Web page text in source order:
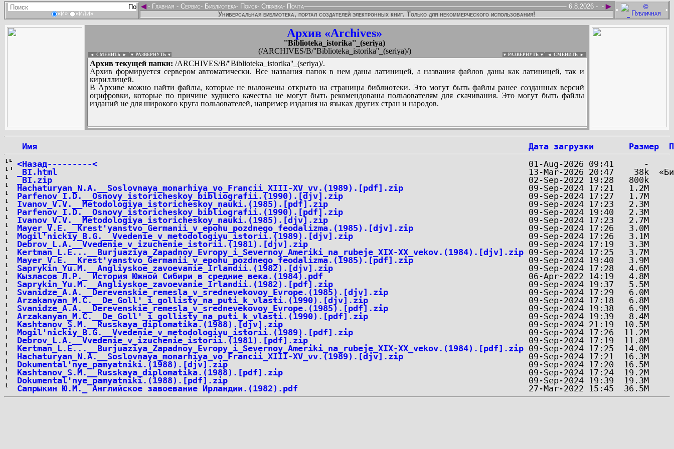
«И» «ИЛИ»
• •
◄ ►
- Главная - Сервис- Библиотека- Поиск- Справка- Почта -
6.8.2026 -
Универсальная библиотека, портал создателей электронных книг. Только для некоммерческого использования!
Архив «Archives»
''Biblioteka_istorika''_(seriya)
(/ARCHIVES/B/''Biblioteka_istorika''_(seriya)/)
◄ СМЕНИТЬ ► ▼ РАЗВЕРНУТЬ ▼ ▼ РАЗВЕРНУТЬ ▼ ◄ СМЕНИТЬ ►
Архив текущей папки: /ARCHIVES/B/''Biblioteka_istorika''_(seriya)/.
Архив формируется сервером автоматически. Все названия папок в нем даны латиницей, а названия файлов даны как латиницей, так и
кириллицей.
В Архиве можно найти файлы, которые не выложены открыто на страницы библиотеки. Это могут быть файлы ранее созданных версий
оцифровки, которые по причине худшего качества не могут быть рекомендованы пользователям для скачивания. Это могут быть файлы
изданий не для широкого круга пользователей, например издания на языках других стран и народов.
:
...
Имя Дата загрузки Размер
<Назад---------<
_BI.html
_BI.zip
Hachaturyan_N.A.__Soslovnaya_monarhiya_vo_Francii_XIII-XV_vv.(1989).[pdf].zip
Parfenov_I.D.__Osnovy_istoricheskoy_bibliografii.(1990).[djv].zip
Ivanov_V.V.__Metodologiya_istoricheskoy_nauki.(1985).[pdf].zip
Parfenov_I.D.__Osnovy_istoricheskoy_bibliografii.(1990).[pdf].zip
Ivanov_V.V.__Metodologiya_istoricheskoy_nauki.(1985).[djv].zip
Mayer_V.E.__Krest'yanstvo_Germanii_v_epohu_pozdnego_feodalizma.(1985).[djv].zip
Mogil'nickiy_B.G.__Vvedenie_v_metodologiyu_istorii.(1989).[djv].zip
Debrov_L.A.__Vvedenie_v_izuchenie_istorii.(1981).[djv].zip
Kertman_L.E...__Burjuaziya_Zapadnoy_Evropy_i_Severnoy_Ameriki_na_rubeje_XIX-XX_vekov.(1984).[djv].zip
Mayer_V.E.__Krest'yanstvo_Germanii_v_epohu_pozdnego_feodalizma.(1985).[pdf].zip
Saprykin_Yu.M.__Angliyskoe_zavoevanie_Irlandii.(1982).[djv].zip
Кызласов Л.Р._ История Южной Сибири в средние века.(1984).pdf
Saprykin_Yu.M.__Angliyskoe_zavoevanie_Irlandii.(1982).[pdf].zip
Svanidze_A.A.__Derevenskie_remesla_v_srednevekovoy_Evrope.(1985).[djv].zip
Arzakanyan_M.C.__De_Goll'_i_gollisty_na_puti_k_vlasti.(1990).[djv].zip
Svanidze_A.A.__Derevenskie_remesla_v_srednevekovoy_Evrope.(1985).[pdf].zip
Arzakanyan_M.C.__De_Goll'_i_gollisty_na_puti_k_vlasti.(1990).[pdf].zip
Kashtanov_S.M.__Russkaya_diplomatika.(1988).[djv].zip
Mogil'nickiy_B.G.__Vvedenie_v_metodologiyu_istorii.(1989).[pdf].zip
Debrov_L.A.__Vvedenie_v_izuchenie_istorii.(1981).[pdf].zip
Kertman_L.E...__Burjuaziya_Zapadnoy_Evropy_i_Severnoy_Ameriki_na_rubeje_XIX-XX_vekov.(1984).[pdf].zip
Hachaturyan_N.A.__Soslovnaya_monarhiya_vo_Francii_XIII-XV_vv.(1989).[djv].zip
Dokumental'nye_pamyatniki.(1988).[djv].zip
Kashtanov_S.M.__Russkaya_diplomatika.(1988).[pdf].zip
Dokumental'nye_pamyatniki.(1988).[pdf].zip
Сапрыкин Ю.М._ Английское завоевание Ирландии.(1982).pdf